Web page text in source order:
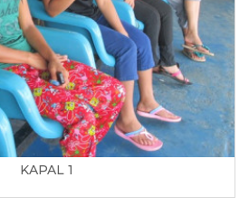
KAPAL 1